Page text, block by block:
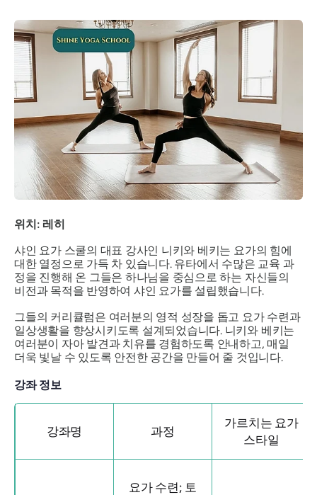
위치: 레히
샤인 요가 스쿨의 대표 강사인 니키와 베키는 요가의 힘에
대한 열정으로 가득 차 있습니다. 유타에서 수많은 교육 과
정을 진행해 온 그들은 하나님을 중심으로 하는 자신들의
비전과 목적을 반영하여 샤인 요가를 설립했습니다.
그들의 커리큘럼은 여러분의 영적 성장을 돕고 요가 수련과
일상생활을 향상시키도록 설계되었습니다. 니키와 베키는
여러분이 자아 발견과 치유를 경험하도록 안내하고, 매일
더욱 빛날 수 있도록 안전한 공간을 만들어 줄 것입니다.
강좌 정보
강좌명 과정
가르치는 요가
스타일
요가 수련; 토